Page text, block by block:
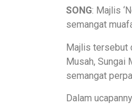
SONG: Majlis
semangat
Majlis tersebut
Musah, Sungai
semangat
Dalam